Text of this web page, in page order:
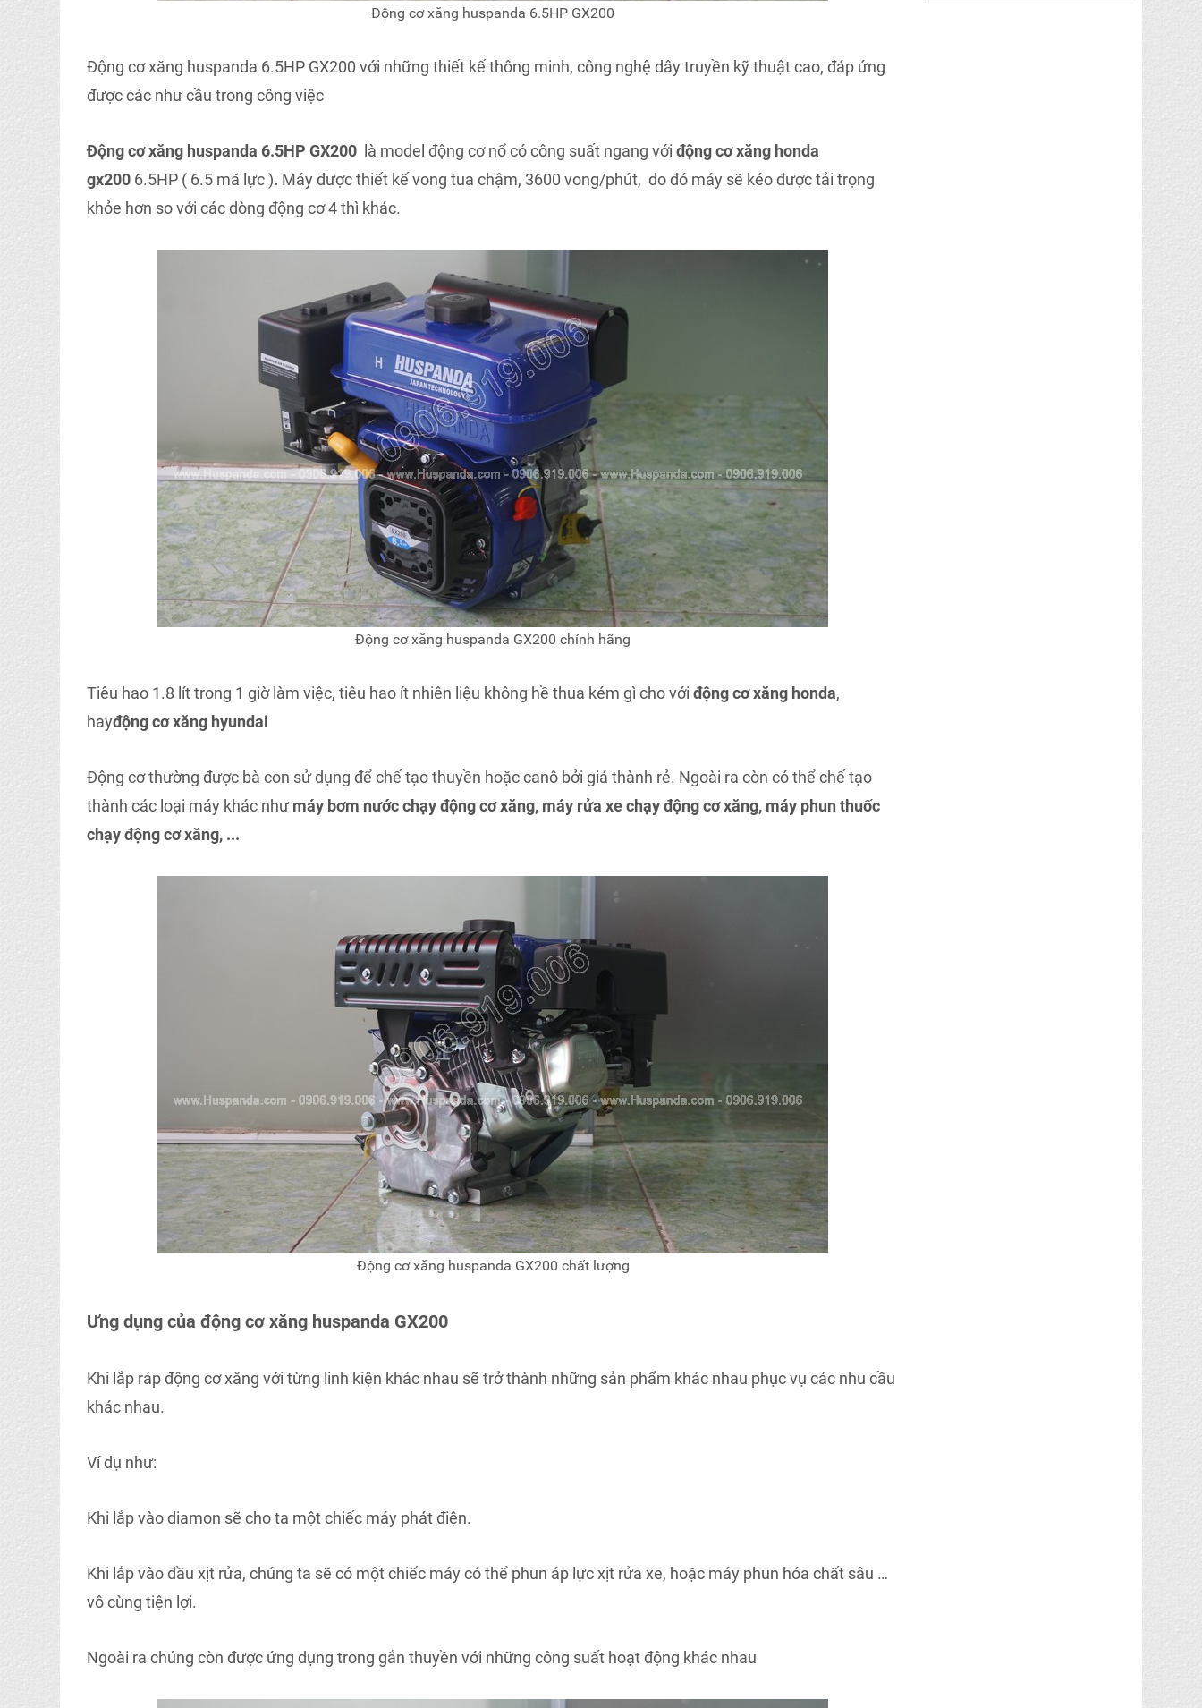
Động cơ xăng huspanda 6.5HP GX200
Động cơ xăng huspanda 6.5HP GX200 với những thiết kế thông minh, công nghệ dây truyền kỹ thuật cao, đáp ứng
được các như cầu trong công việc
Động cơ xăng huspanda 6.5HP GX200 là model động cơ nổ có công suất ngang với động cơ xăng honda
gx200 6.5HP ( 6.5 mã lực ). Máy được thiết kế vong tua chậm, 3600 vong/phút, do đó máy sẽ kéo được tải trọng
khỏe hơn so với các dòng động cơ 4 thì khác.
Động cơ xăng huspanda GX200 chính hãng
Tiêu hao 1.8 lít trong 1 giờ làm việc, tiêu hao ít nhiên liệu không hề thua kém gì cho với động cơ xăng honda,
hayđộng cơ xăng hyundai
Động cơ thường được bà con sử dụng để chế tạo thuyền hoặc canô bởi giá thành rẻ. Ngoài ra còn có thể chế tạo
thành các loại máy khác nhưmáy bơm nước chạy động cơ xăng, máy rửa xe chạy động cơ xăng, máy phun thuốc
chạy động cơ xăng, ...
Động cơ xăng huspanda GX200 chất lượng
Ưng dụng của động cơ xăng huspanda GX200
Khi lắp ráp động cơ xăng với từng linh kiện khác nhau sẽ trở thành những sản phẩm khác nhau phục vụ các nhu cầu
khác nhau.
Ví dụ như:
Khi lắp vào diamon sẽ cho ta một chiếc máy phát điện.
Khi lắp vào đầu xịt rửa, chúng ta sẽ có một chiếc máy có thể phun áp lực xịt rửa xe, hoặc máy phun hóa chất sâu …
vô cùng tiện lợi.
Ngoài ra chúng còn được ứng dụng trong gắn thuyền với những công suất hoạt động khác nhau